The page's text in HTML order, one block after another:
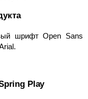
шрифт Open Sans
Play